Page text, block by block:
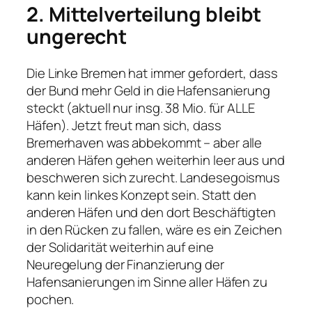
2. Mittelverteilung bleibt
ungerecht
Die Linke Bremen hat immer gefordert, dass
der Bund mehr Geld in die Hafensanierung
steckt (aktuell nur insg. 38 Mio. für ALLE
Häfen). Jetzt freut man sich, dass
Bremerhaven was abbekommt – aber alle
anderen Häfen gehen weiterhin leer aus und
beschweren sich zurecht. Landesegoismus
kann kein linkes Konzept sein. Statt den
anderen Häfen und den dort Beschäftigten
in den Rücken zu fallen, wäre es ein Zeichen
der Solidarität weiterhin auf eine
Neuregelung der Finanzierung der
Hafensanierungen im Sinne aller Häfen zu
pochen.